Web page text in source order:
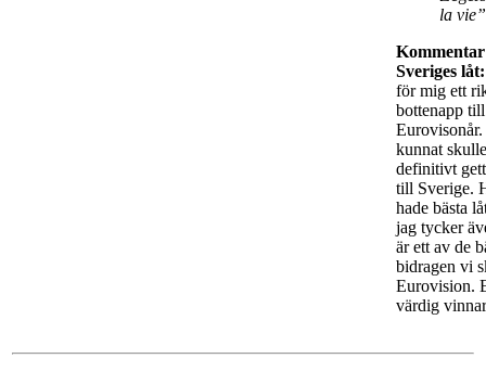
la
Sveriges låt:
för mig ett
bottenapp till
kunnat
definitivt
till Sverige.
hade bästa
jag tycker
är ett av de
bidragen vi
Eurovision.
värdig